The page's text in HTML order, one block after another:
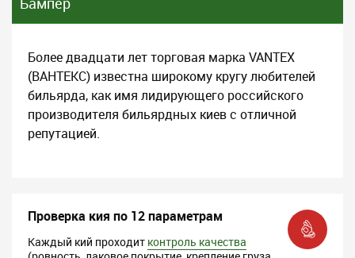
Более двадцати лет торговая марка VANTEX
(ВАНТЕКС) известна широкому кругу любителей
бильярда, как имя лидирующего российского
производителя бильярдных киев с отличной
репутацией.
Проверка кия по 12 параметрам
Каждый кий проходит контроль качества